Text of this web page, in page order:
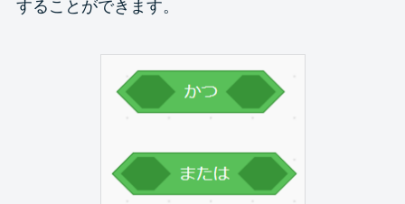
することができます。